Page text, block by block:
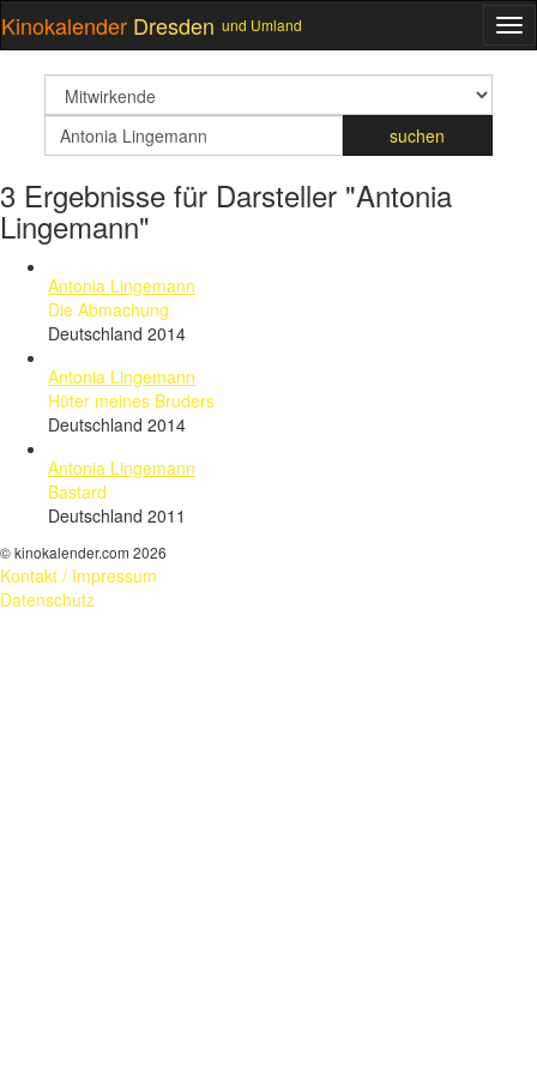
Kinokalender Dresden und Umland
suchfeld
Suchbegriff
suchen
3 Ergebnisse für Darsteller "Antonia
Lingemann"
Antonia Lingemann
Die Abmachung
Deutschland 2014
Antonia Lingemann
Hüter meines Bruders
Deutschland 2014
Antonia Lingemann
Bastard
Deutschland 2011
© kinokalender.com 2026
Kontakt / Impressum
Datenschutz